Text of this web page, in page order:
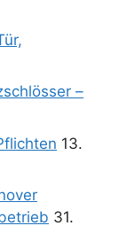
–
13.
31.